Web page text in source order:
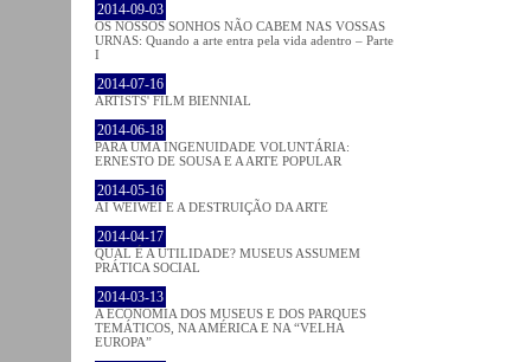
2014-09-03
OS NOSSOS SONHOS NÃO CABEM NAS VOSSAS
URNAS: Quando a arte entra pela vida adentro – Parte
I
2014-07-16
ARTISTS' FILM BIENNIAL
2014-06-18
PARA UMA INGENUIDADE VOLUNTÁRIA:
ERNESTO DE SOUSA E A ARTE POPULAR
2014-05-16
AI WEIWEI E A DESTRUIÇÃO DA ARTE
2014-04-17
QUAL É A UTILIDADE? MUSEUS ASSUMEM
PRÁTICA SOCIAL
2014-03-13
A ECONOMIA DOS MUSEUS E DOS PARQUES
TEMÁTICOS, NA AMÉRICA E NA “VELHA
EUROPA”